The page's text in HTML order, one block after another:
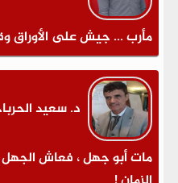
مأرب ... جيش على الأوراق
د. سعيد
مات أبو جهل ، فعاش الجهل